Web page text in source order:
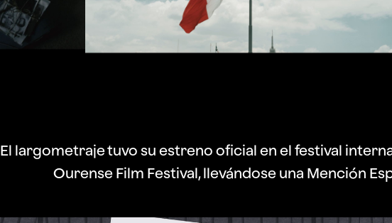
El largometraje tuvo su estreno oficial en el festival
Ourense Film Festival, llevándose una Mención